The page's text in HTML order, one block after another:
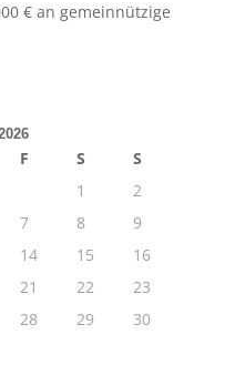
€ an gemeinnützige
F S
S
1
2
7 8
9
14 15
16
21 22
23
28 29
30